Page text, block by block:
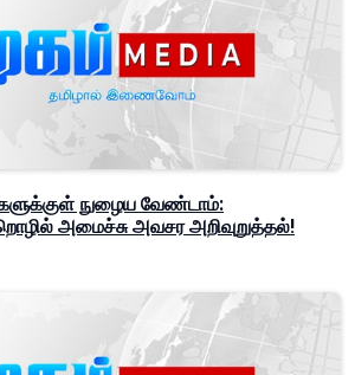
நுழைய வேண்டாம்:
அமைச்சு அவசர அறிவுறுத்தல்!